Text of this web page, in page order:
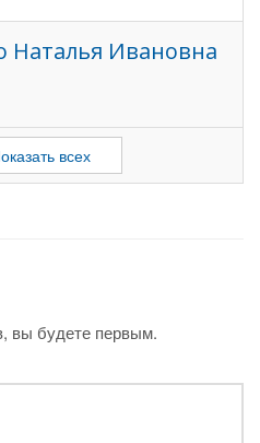
Наталья Ивановна
всех
вы будете первым.